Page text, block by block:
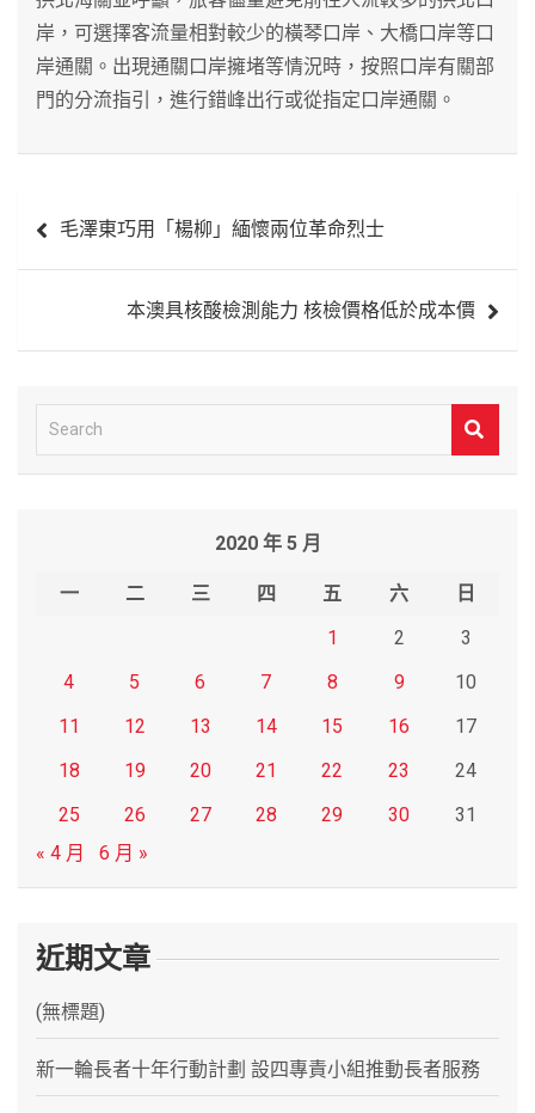
岸，可選擇客流量相對較少的橫琴口岸、大橋口岸等口
岸通關。出現通關口岸擁堵等情況時，按照口岸有關部
門的分流指引，進行錯峰出行或從指定口岸通關。
章
毛澤東巧用「楊柳」緬懷兩位革命烈士
本澳具核酸檢測能力 核檢價格低於成本價
e
2020 年 5 月
一 二 三 四 五 六
日
1
2
3
4
5 6 7 8 9
10
11
12 13 14 15 16
17
18
19 20 21 22 23
24
25
26 27 28 29 30
31
« 4 月
6 月 »
近期文章
(無標題)
新一輪長者十年行動計劃 設四專責小組推動長者服務